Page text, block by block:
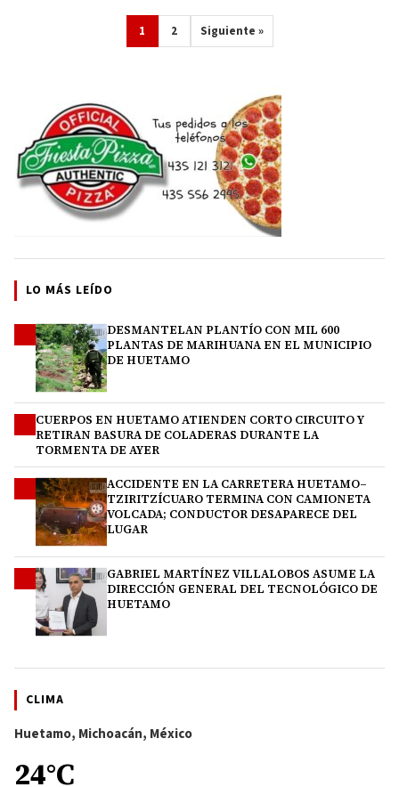
1 2 Siguiente »
LO MÁS LEÍDO
DESMANTELAN PLANTÍO CON MIL 600
PLANTAS DE MARIHUANA EN EL MUNICIPIO
DE HUETAMO
CUERPOS EN HUETAMO ATIENDEN CORTO CIRCUITO Y
RETIRAN BASURA DE COLADERAS DURANTE LA
TORMENTA DE AYER
ACCIDENTE EN LA CARRETERA HUETAMO–
TZIRITZÍCUARO TERMINA CON CAMIONETA
VOLCADA; CONDUCTOR DESAPARECE DEL
LUGAR
GABRIEL MARTÍNEZ VILLALOBOS ASUME LA
DIRECCIÓN GENERAL DEL TECNOLÓGICO DE
HUETAMO
CLIMA
Huetamo, Michoacán, México
24°C